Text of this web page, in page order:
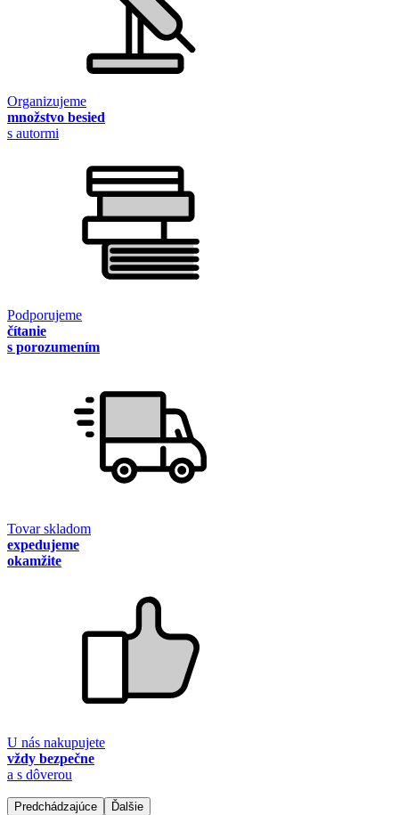
Organizujeme
množstvo besied
s autormi
Podporujeme
čítanie
s porozumením
Tovar skladom
expedujeme
okamžite
U nás nakupujete
vždy bezpečne
a s dôverou
Predchádzajúce Ďalšie